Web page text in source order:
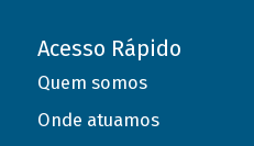
Acesso Rápido
Quem somos
Onde atuamos